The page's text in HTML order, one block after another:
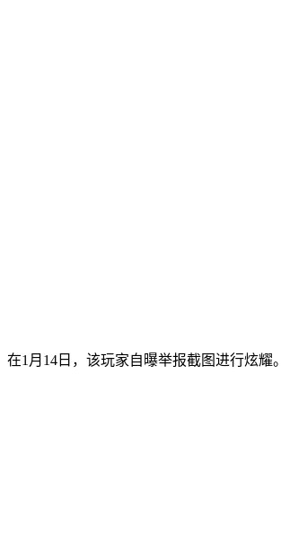
在1月14日，该玩家自曝举报截图进行炫耀。